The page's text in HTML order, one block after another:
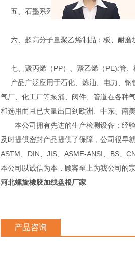
五、石墨系列制品：柔性石墨和电碳石
六、超高分子量聚乙烯制品：板、耐磨
七、聚丙烯（PP）、聚乙烯（PE):管、
产品广泛应用于石化、炼油、电力、钢
气厂、化工厂等泵浦、阀件、管道在各种
和选用而且已大量出口到欧洲、中东、南
本公司拥有先进的生产检测设备；经验
及时提供密封产品提供了保障，公司很早
ASTM、DIN、JIS、ASME-ANSI、BS、
本公司以诚信为本，顾客至上为我公司的
河北螺旋橡胶加线盘根厂家
产品咨询